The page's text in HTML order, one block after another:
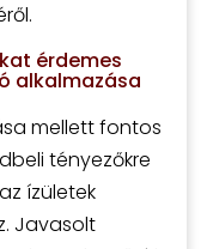
érdemes
alkalmazása
mellett fontos
tényezőkre
ízületek
Javasolt